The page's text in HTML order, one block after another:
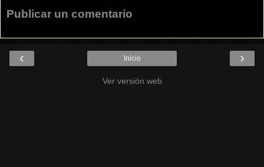
Publicar un comentario
‹ ›
Inicio
Ver versión web